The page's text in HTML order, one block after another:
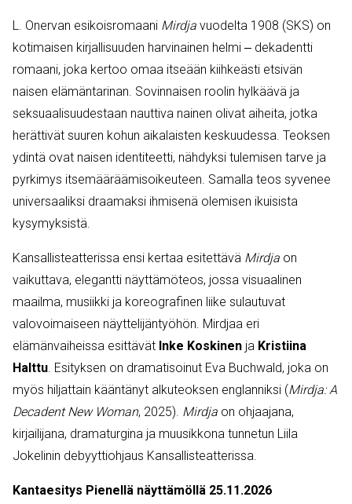
L. Onervan esikoisromaani Mirdja vuodelta 1908 (SKS) on
kotimaisen kirjallisuuden harvinainen helmi ‒ dekadentti
romaani, joka kertoo omaa itseään kiihkeästi etsivän
naisen elämäntarinan. Sovinnaisen roolin hylkäävä ja
seksuaalisuudestaan nauttiva nainen olivat aiheita, jotka
herättivät suuren kohun aikalaisten keskuudessa. Teoksen
ydintä ovat naisen identiteetti, nähdyksi tulemisen tarve ja
pyrkimys itsemääräämisoikeuteen. Samalla teos syvenee
universaaliksi draamaksi ihmisenä olemisen ikuisista
kysymyksistä.
Kansallisteatterissa ensi kertaa esitettävä Mirdja on
vaikuttava, elegantti näyttämöteos, jossa visuaalinen
maailma, musiikki ja koreografinen liike sulautuvat
valovoimaiseen näyttelijäntyöhön. Mirdjaa eri
elämänvaiheissa esittävät Inke Koskinen ja Kristiina
Halttu. Esityksen on dramatisoinut Eva Buchwald, joka on
myös hiljattain kääntänyt alkuteoksen englanniksi (Mirdja: A
Decadent New Woman, 2025). Mirdja on ohjaajana,
kirjailijana, dramaturgina ja muusikkona tunnetun Liila
Jokelinin debyyttiohjaus Kansallisteatterissa.
Kantaesitys Pienellä näyttämöllä 25.11.2026